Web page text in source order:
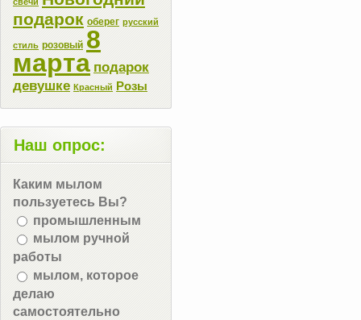
подарок оберег русский
стиль розовый 8
марта подарок
девушке Красный Розы
Наш опрос:
Каким мылом
пользуетесь Вы?
промышленным
мылом ручной
работы
мылом, которое
делаю
самостоятельно